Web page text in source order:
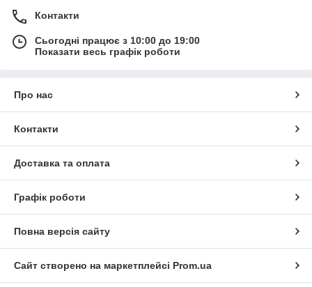
Контакти
Сьогодні працює з 10:00 до 19:00
Показати весь графік роботи
Про нас
Контакти
Доставка та оплата
Графік роботи
Повна версія сайту
Сайт створено на маркетплейсі Prom.ua